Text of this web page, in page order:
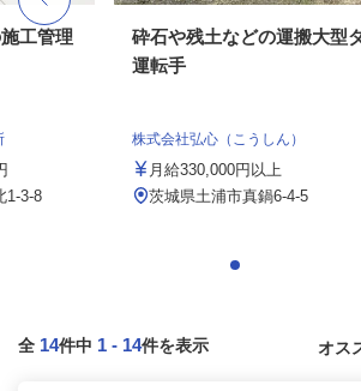
工管理
1-3-8
砕石や残土などの運搬大型
運転手
株式会社弘心（こうしん）
月給330,000円以上
茨城県土浦市真鍋6-4-5
全 14件中 1 - 14件を表示